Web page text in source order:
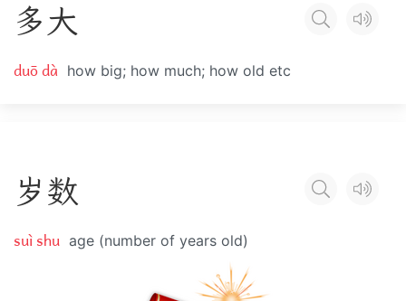
多大
duō dà how big; how much; how old etc
岁数
suì shu age (number of years old)